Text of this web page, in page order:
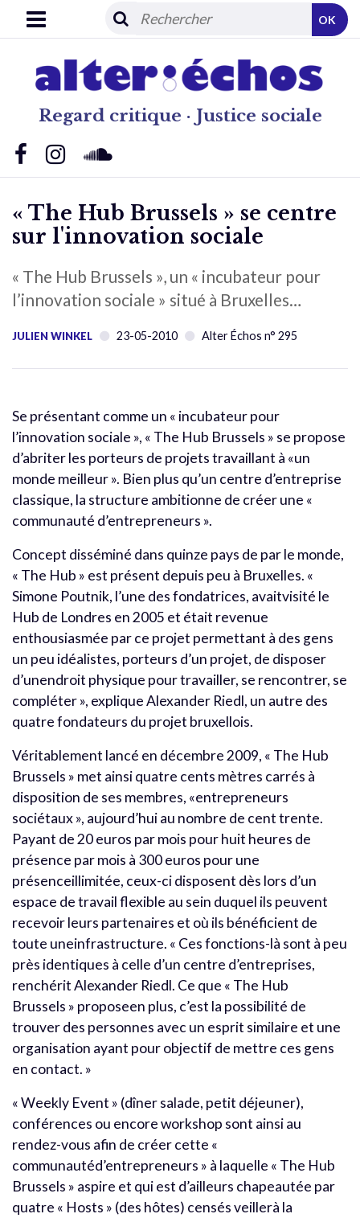
Regard critique · Justice sociale
OK
« The Hub Brussels » se centre
sur l'innovation sociale
« The Hub Brussels », un « incubateur pour
l’innovation sociale » situé à Bruxelles…
JULIEN WINKEL 23-05-2010 Alter Échos n° 295
Se présentant comme un « incubateur pour
l’innovation sociale », « The Hub Brussels » se propose
d’abriter les porteurs de projets travaillant à «un
monde meilleur ». Bien plus qu’un centre d’entreprise
classique, la structure ambitionne de créer une «
communauté d’entrepreneurs ».
Concept disséminé dans quinze pays de par le monde,
« The Hub » est présent depuis peu à Bruxelles. «
Simone Poutnik, l’une des fondatrices, avaitvisité le
Hub de Londres en 2005 et était revenue
enthousiasmée par ce projet permettant à des gens
un peu idéalistes, porteurs d’un projet, de disposer
d’unendroit physique pour travailler, se rencontrer, se
compléter », explique Alexander Riedl, un autre des
quatre fondateurs du projet bruxellois.
Véritablement lancé en décembre 2009, « The Hub
Brussels » met ainsi quatre cents mètres carrés à
disposition de ses membres, «entrepreneurs
sociétaux », aujourd’hui au nombre de cent trente.
Payant de 20 euros par mois pour huit heures de
présence par mois à 300 euros pour une
présenceillimitée, ceux-ci disposent dès lors d’un
espace de travail flexible au sein duquel ils peuvent
recevoir leurs partenaires et où ils bénéficient de
toute uneinfrastructure. « Ces fonctions-là sont à peu
près identiques à celle d’un centre d’entreprises,
renchérit Alexander Riedl. Ce que « The Hub
Brussels » proposeen plus, c’est la possibilité de
trouver des personnes avec un esprit similaire et une
organisation ayant pour objectif de mettre ces gens
en contact. »
« Weekly Event » (dîner salade, petit déjeuner),
conférences ou encore workshop sont ainsi au
rendez-vous afin de créer cette «
communautéd’entrepreneurs » à laquelle « The Hub
Brussels » aspire et qui est d’ailleurs chapeautée par
quatre « Hosts » (des hôtes) censés veillerà la